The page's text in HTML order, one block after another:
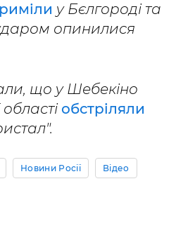
у Бєлгороді та
опинилися
що у Шебекіно
обстріляли
Новини Росії Відео